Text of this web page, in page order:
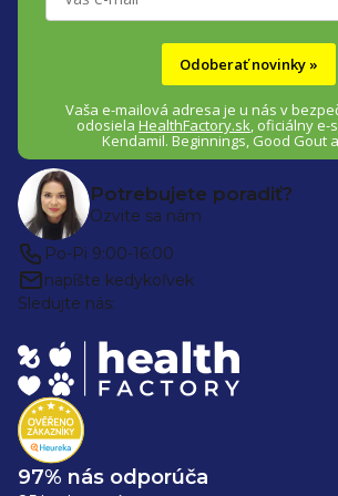
Odoberať novinky »
Vaša e-mailová adresa je u nás v
odosiela HealthFactory.sk, oficiálny e-
Kendamil. Beginnings, Good Gout
Potrebujete poradiť?
Ozvite sa nám
Po-Pi 9:00-16:00
napíšte kedykoľvek
Sledujte nás:
97% nás odporúča